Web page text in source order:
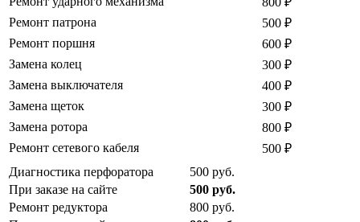
Ремонт патрона
500 ₽
Ремонт поршня
600 ₽
Замена колец
300 ₽
Замена выключателя
400 ₽
Замена щеток
300 ₽
Замена ротора
800 ₽
Ремонт сетевого кабеля
500 ₽
Диагностика перфоратора
500 руб.
При заказе на сайте
500 руб.
Ремонт редуктора
800 руб.